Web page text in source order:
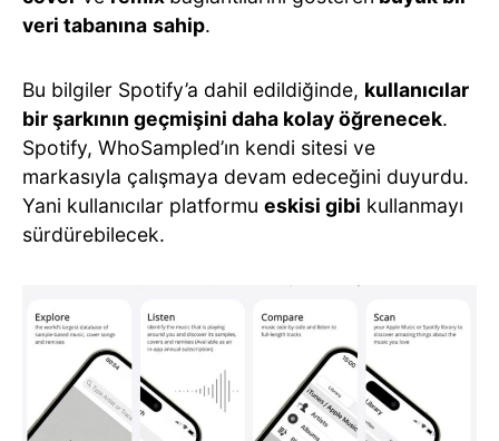
veri tabanına sahip.
Bu bilgiler Spotify’a dahil edildiğinde, kullanıcılar
bir şarkının geçmişini daha kolay öğrenecek.
Spotify, WhoSampled’ın kendi sitesi ve
markasıyla çalışmaya devam edeceğini duyurdu.
Yani kullanıcılar platformu eskisi gibi kullanmayı
sürdürebilecek.